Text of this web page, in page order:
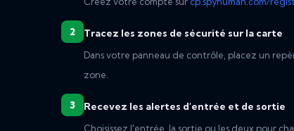
Tracez les zones de sécurité sur la carte
Dans votre panneau de contrôle, placez un
zone.
Recevez les alertes d'entrée et de sortie
Choisissez l'entrée, la sortie ou les deux pour